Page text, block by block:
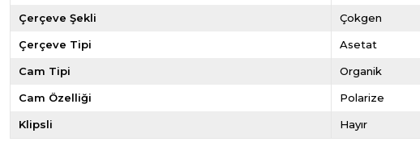
Çerçeve Şekli Çokgen
Çerçeve Tipi Asetat
Cam Tipi Organik
Cam Özelliği Polarize
Klipsli Hayır